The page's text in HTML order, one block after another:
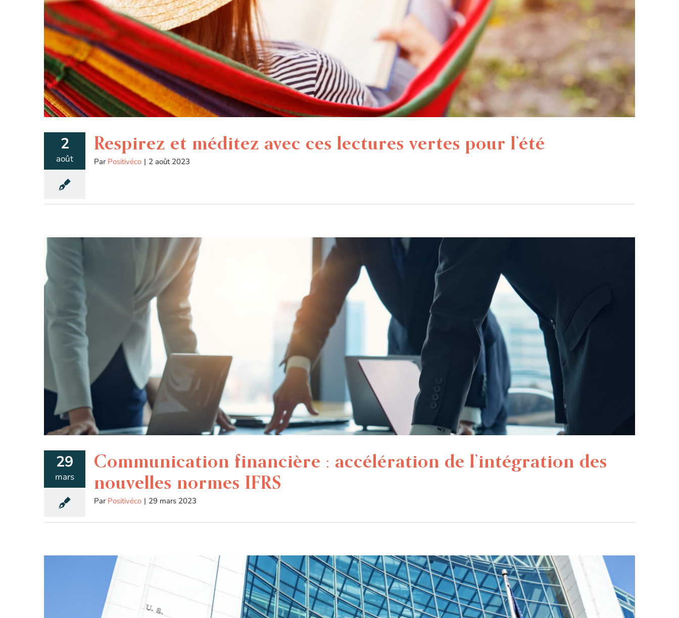
2
août
Respirez et méditez avec ces lectures vertes pour l’été
Par Positivéco | 2 août 2023
29
mars
Communication financière : accélération de l’intégration des
nouvelles normes IFRS
Par Positivéco | 29 mars 2023